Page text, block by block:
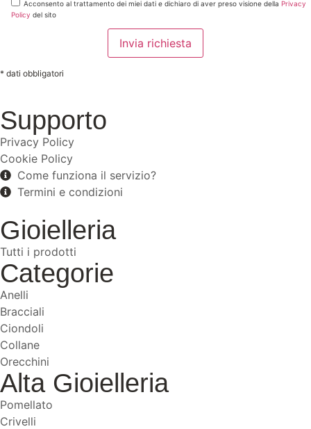
Acconsento al trattamento dei miei dati e dichiaro di aver preso visione della Privacy
Policy del sito
* dati obbligatori
Supporto
Privacy Policy
Cookie Policy
Come funziona il servizio?
Termini e condizioni
Gioielleria
Tutti i prodotti
Categorie
Anelli
Bracciali
Ciondoli
Collane
Orecchini
Alta Gioielleria
Pomellato
Crivelli